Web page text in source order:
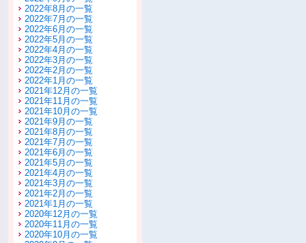
2022年8月の一覧
2022年7月の一覧
2022年6月の一覧
2022年5月の一覧
2022年4月の一覧
2022年3月の一覧
2022年2月の一覧
2022年1月の一覧
2021年12月の一覧
2021年11月の一覧
2021年10月の一覧
2021年9月の一覧
2021年8月の一覧
2021年7月の一覧
2021年6月の一覧
2021年5月の一覧
2021年4月の一覧
2021年3月の一覧
2021年2月の一覧
2021年1月の一覧
2020年12月の一覧
2020年11月の一覧
2020年10月の一覧